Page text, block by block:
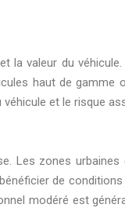
la valeur du
haut de
et le risque
Les zones
de
modéré est